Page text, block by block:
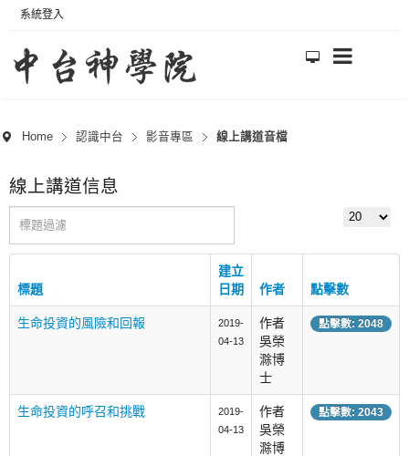
系統登入
Home 認識中台 影音專區 線上講道音檔
線上講道信息
顯示數目
標題
建立
日期
作者 點擊數
生命投資的風險和回報
2019-
04-13
作者
吳榮
滁博
士
點擊數: 2048
生命投資的呼召和挑戰
2019-
04-13
作者
吳榮
滁博
點擊數: 2043